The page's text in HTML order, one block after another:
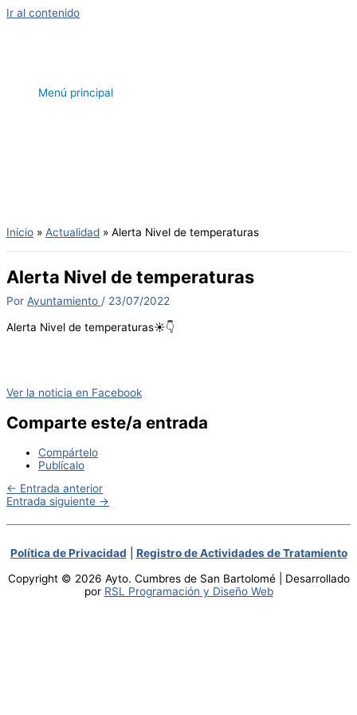
Ir al contenido
Menú principal
Inicio Actualidad Alerta Nivel de temperaturas
Alerta Nivel de temperaturas
Por Ayuntamiento / 23/07/2022
Alerta Nivel de temperaturas☀️👇
Ver la noticia en Facebook
Comparte este/a entrada
Compártelo
Publícalo
← Entrada anterior
Entrada siguiente →
Política de Privacidad
Registro de Actividades de Tratamiento
Copyright © 2026 Ayto. Cumbres de San Bartolomé | Desarrollado
por RSL Programación y Diseño Web